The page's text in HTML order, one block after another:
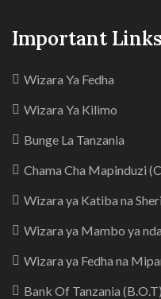
Important
Wizara Ya Fedha
Wizara Ya Kilimo
Bunge La Tanzania
Chama Cha Mapinduzi
Wizara ya Katiba na
Wizara ya Mambo ya
Wizara ya Fedha na
Bank Of Tanzania (B.O.T)